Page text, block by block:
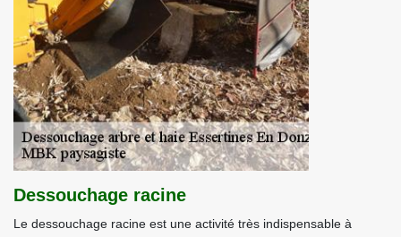
Dessouchage racine
Le dessouchage racine est une activité très indispensable à